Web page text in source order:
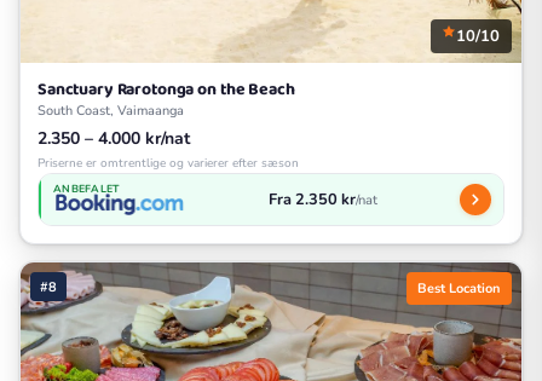
10/10
Sanctuary Rarotonga on the Beach
South Coast, Vaimaanga
2.350 – 4.000 kr/nat
Priserne er omtrentlige og varierer efter sæson
ANBEFALET Fra 2.350 kr/nat
#8 Best Location